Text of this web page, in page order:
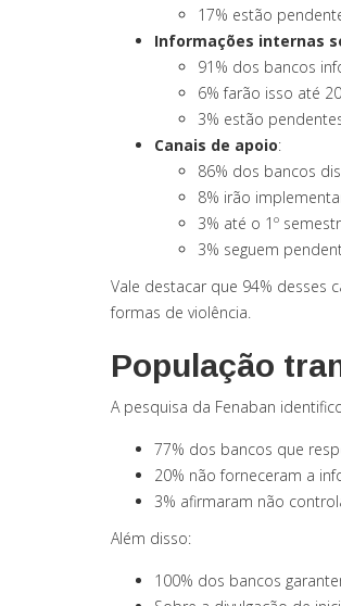
17% estão
Informações internas
91% dos bancos
6% farão isso até
3% estão
Canais de apoio:
86% dos bancos
8% irão
3% até o 1º
3% seguem
Vale destacar que 94% desses
formas de violência.
População
A pesquisa da Fenaban
77% dos bancos que
20% não forneceram a
3% afirmaram não
Além disso:
100% dos bancos